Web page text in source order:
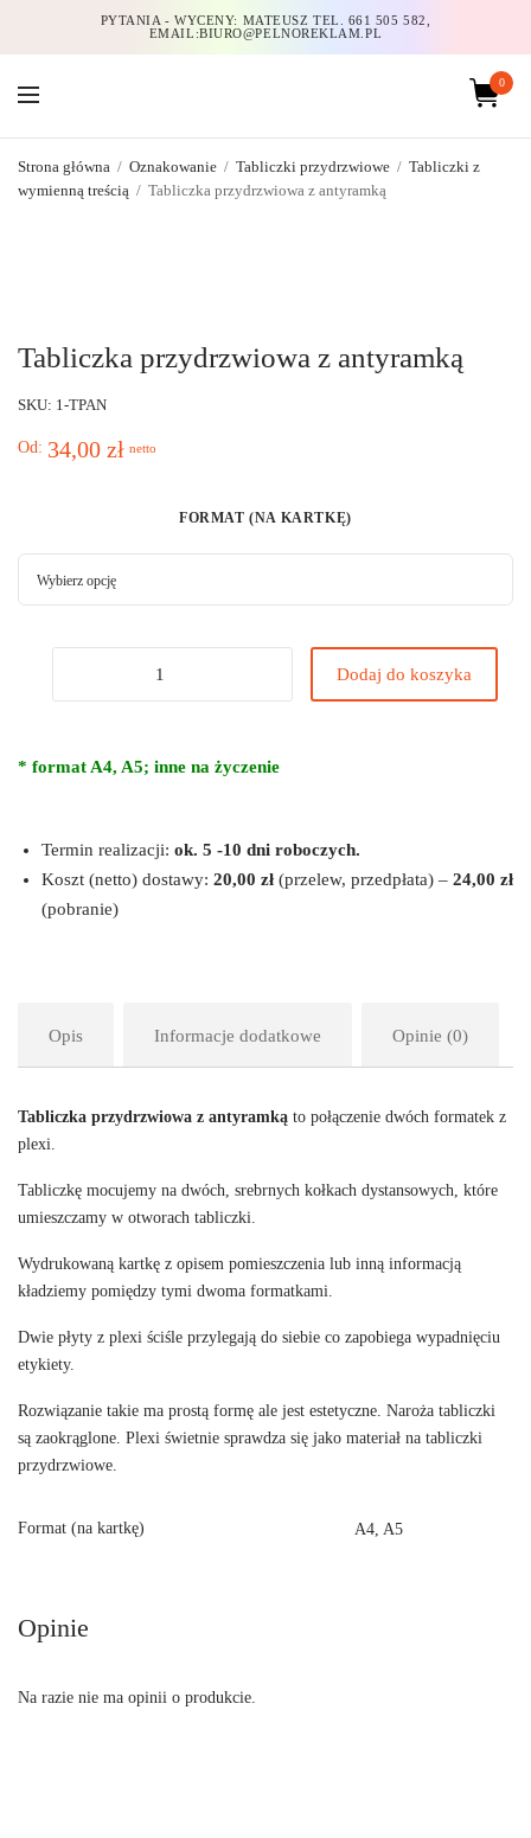
PYTANIA - WYCENY: MATEUSZ TEL. 661 505 582,
EMAIL:BIURO@PELNOREKLAM.PL
0
Strona główna / Oznakowanie / Tabliczki przydrzwiowe / Tabliczki z
wymienną treścią / Tabliczka przydrzwiowa z antyramką
Tabliczka przydrzwiowa z antyramką
SKU: 1-TPAN
Od: 34,00 zł netto
FORMAT (NA KARTKĘ)
Dodaj do koszyka
* format A4, A5; inne na życzenie
Termin realizacji: ok. 5 -10 dni roboczych.
Koszt (netto) dostawy: 20,00 zł (przelew, przedpłata) – 24,00 zł
(pobranie)
Opis Informacje dodatkowe Opinie (0)
Tabliczka przydrzwiowa z antyramką to połączenie dwóch formatek z
plexi.
Tabliczkę mocujemy na dwóch, srebrnych kołkach dystansowych, które
umieszczamy w otworach tabliczki.
Wydrukowaną kartkę z opisem pomieszczenia lub inną informacją
kładziemy pomiędzy tymi dwoma formatkami.
Dwie płyty z plexi ściśle przylegają do siebie co zapobiega wypadnięciu
etykiety.
Rozwiązanie takie ma prostą formę ale jest estetyczne. Naroża tabliczki
są zaokrąglone. Plexi świetnie sprawdza się jako materiał na tabliczki
przydrzwiowe.
Format (na kartkę) A4, A5
Opinie
Na razie nie ma opinii o produkcie.